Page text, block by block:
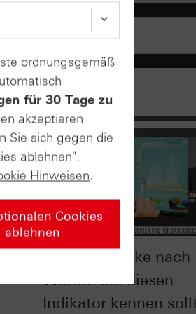
Relative Stärke nach
Warum Sie diesen
Indikator kennen
ordnungsgemäß
für 30 Tage zu
akzeptieren
Sie sich gegen die
ablehnen".
Hinweisen.
Cookies
ablehnen